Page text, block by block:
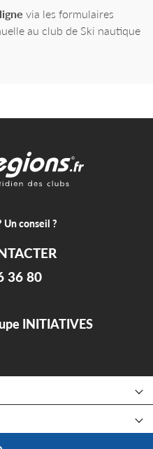
via les formulaires
au club de Ski nautique
Un conseil ?
36 80
INITIATIVES